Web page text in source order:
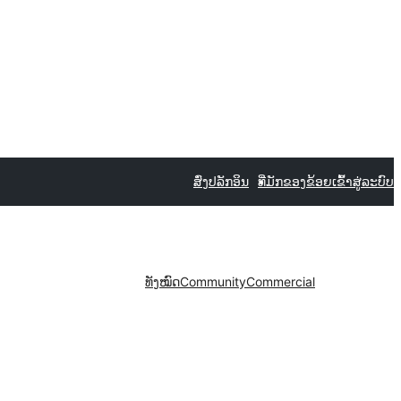
ສົ່ງປລັກອິນ ທີ່ມັກຂອງຂ້ອຍເຂົ້າສູ່ລະບົບ
ທັງໝົດCommunityCommercial